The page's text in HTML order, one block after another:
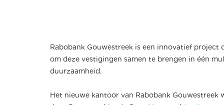
Rabobank Gouwestreek is een innovatief
om deze vestigingen samen te brengen in één
duurzaamheid.
Het nieuwe kantoor van Rabobank